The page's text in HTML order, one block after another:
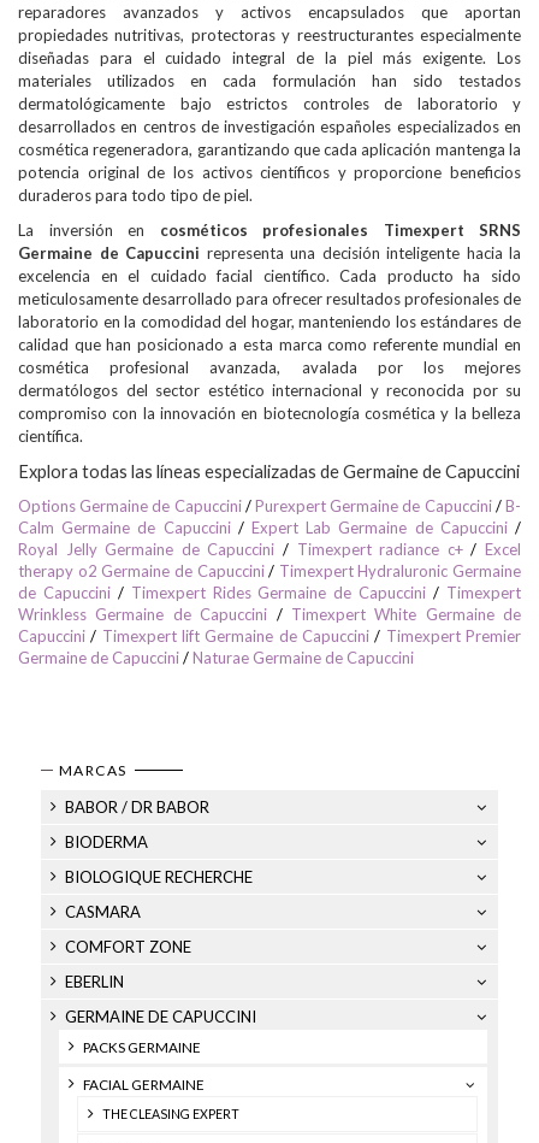
reparadores avanzados y activos encapsulados que aportan
propiedades nutritivas, protectoras y reestructurantes especialmente
diseñadas para el cuidado integral de la piel más exigente. Los
materiales utilizados en cada formulación han sido testados
dermatológicamente bajo estrictos controles de laboratorio y
desarrollados en centros de investigación españoles especializados en
cosmética regeneradora, garantizando que cada aplicación mantenga la
potencia original de los activos científicos y proporcione beneficios
duraderos para todo tipo de piel.
La inversión en cosméticos profesionales Timexpert SRNS
Germaine de Capuccini representa una decisión inteligente hacia la
excelencia en el cuidado facial científico. Cada producto ha sido
meticulosamente desarrollado para ofrecer resultados profesionales de
laboratorio en la comodidad del hogar, manteniendo los estándares de
calidad que han posicionado a esta marca como referente mundial en
cosmética profesional avanzada, avalada por los mejores
dermatólogos del sector estético internacional y reconocida por su
compromiso con la innovación en biotecnología cosmética y la belleza
científica.
Explora todas las líneas especializadas de Germaine de Capuccini
Options Germaine de Capuccini/Purexpert Germaine de Capuccini/B-
Calm Germaine de Capuccini/Expert Lab Germaine de Capuccini/
Royal Jelly Germaine de Capuccini / Timexpert radiance c+/Excel
therapy o2 Germaine de Capuccini/ Timexpert Hydraluronic Germaine
de Capuccini/ Timexpert Rides Germaine de Capuccini / Timexpert
Wrinkless Germaine de Capuccini / Timexpert White Germaine de
Capuccini / Timexpert lift Germaine de Capuccini / Timexpert Premier
Germaine de Capuccini/Naturae Germaine de Capuccini
MARCAS
BABOR / DR BABOR
BIODERMA
BIOLOGIQUE RECHERCHE
CASMARA
COMFORT ZONE
EBERLIN
GERMAINE DE CAPUCCINI
PACKS GERMAINE
FACIAL GERMAINE
THE CLEASING EXPERT